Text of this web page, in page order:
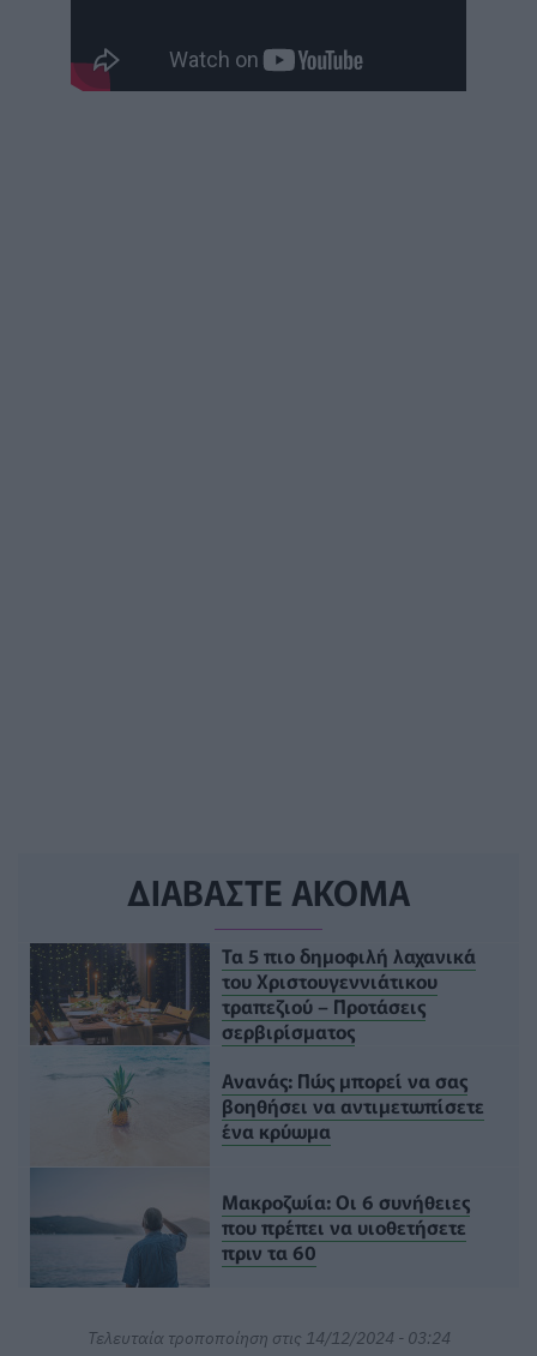
ΔΙΑΒΑΣΤΕ ΑΚΟΜΑ
Τα 5 πιο δημοφιλή λαχανικά
του Χριστουγεννιάτικου
τραπεζιού – Προτάσεις
σερβιρίσματος
Ανανάς: Πώς μπορεί να σας
βοηθήσει να αντιμετωπίσετε
ένα κρύωμα
Μακροζωία: Οι 6 συνήθειες
που πρέπει να υιοθετήσετε
πριν τα 60
Τελευταία τροποποίηση στις 14/12/2024 - 03:24